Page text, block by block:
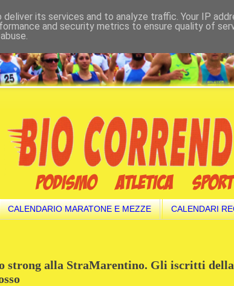
CALENDARIO MARATONE E MEZZE CALENDARI
strong alla StraMarentino. Gli iscritti della
its services and to analyze traffic. Your IP
and security metrics to ensure quality of